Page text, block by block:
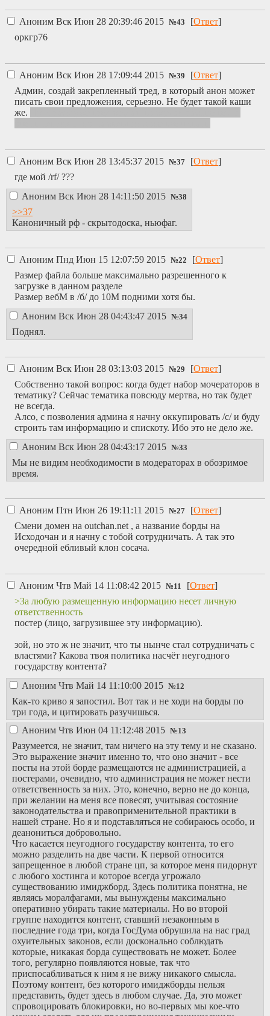
Аноним Вск Июн 28 20:39:46 2015 №43 [Ответ]
оркгр76
Аноним Вск Июн 28 17:09:44 2015 №39 [Ответ]
Админ, создай закрепленный тред, в который анон может
писать свои предложения, серьезно. Не будет такой каши
же.
Аноним Вск Июн 28 13:45:37 2015 №37 [Ответ]
где мой /rf/ ???
Аноним Вск Июн 28 14:11:50 2015 №38
>>37
Каноничный рф - скрытодоска, ньюфаг.
Аноним Пнд Июн 15 12:07:59 2015 №22 [Ответ]
Размер файла больше максимально разрешенного к
загрузке в данном разделе
Размер вебМ в /б/ до 10М подними хотя бы.
Аноним Вск Июн 28 04:43:47 2015 №34
Поднял.
Аноним Вск Июн 28 03:13:03 2015 №29 [Ответ]
Собственно такой вопрос: когда будет набор мочераторов в
тематику? Сейчас тематика повсюду мертва, но так будет
не всегда.
Алсо, с позволения админа я начну оккупировать /c/ и буду
строить там информацию и спискоту. Ибо это не дело же.
Аноним Вск Июн 28 04:43:17 2015 №33
Мы не видим необходимости в модераторах в обозримое
время.
Аноним Птн Июн 26 19:11:11 2015 №27 [Ответ]
Смени домен на outchan.net , а название борды на
Исходочан и я начну с тобой сотрудничать. А так это
очередной ебливый клон сосача.
Аноним Чтв Май 14 11:08:42 2015 №11 [Ответ]
>За любую размещенную информацию несет личную
ответственность
постер (лицо, загрузившее эту информацию).
зой, но это ж не значит, что ты нынче стал сотрудничать с
властями? Какова твоя политика насчёт неугодного
государству контента?
Аноним Чтв Май 14 11:10:00 2015 №12
Как-то криво я запостил. Вот так и не ходи на борды по
три года, и цитировать разучишься.
Аноним Чтв Июн 04 11:12:48 2015 №13
Разумеется, не значит, там ничего на эту тему и не сказано.
Это выражение значит именно то, что оно значит - все
посты на этой борде размещаются не администрацией, а
постерами, очевидно, что администрация не может нести
ответственность за них. Это, конечно, верно не до конца,
при желании на меня все повесят, учитывая состояние
законодательства и правоприменительной практики в
нашей стране. Но я и подставляться не собираюсь особо, и
деанониться добровольно.
Что касается неугодного государству контента, то его
можно разделить на две части. К первой относится
запрещенное в любой стране цп, за которое меня пидорнут
с любого хостинга и которое всегда угрожало
существованию имиджборд. Здесь политика понятна, не
являясь моралфагами, мы вынуждены максимально
оперативно убирать такие материалы. Но во второй
группе находится контент, ставший незаконным в
последние года три, когда ГосДума обрушила на нас град
охуительных законов, если досконально соблюдать
которые, никакая борда существовать не может. Более
того, регулярно появляются новые, так что
приспосабливаться к ним я не вижу никакого смысла.
Поэтому контент, без которого имиджборды нельзя
представить, будет здесь в любом случае. Да, это может
спровоцировать блокировки, но во-первых мы кое-что